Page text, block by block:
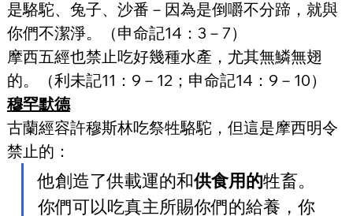
是駱駝、兔子、沙番－因為是倒嚼不分蹄，就與
你們不潔淨。（申命記14：3－7）
摩西五經也禁止吃好幾種水產，尤其無鱗無翅
的。（利未記11：9－12；申命記14：9－10）
穆罕默德
古蘭經容許穆斯林吃祭牲駱駝，但這是摩西明令
禁止的：
他創造了供載運的和供食用的牲畜。
你們可以吃真主所賜你們的給養，你